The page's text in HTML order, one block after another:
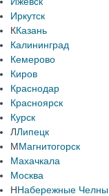
Иркутск
ККазань
Калининград
Кемерово
Киров
Краснодар
Красноярск
Курск
ЛЛипецк
ММагнитогорск
Махачкала
Москва
ННабережные Челны